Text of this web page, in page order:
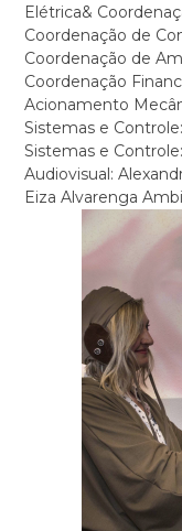
Elétrica&
Coordenação de
Coordenação de
Coordenação
Acionamento
Sistemas e
Sistemas e
Audiovisual:
Eiza Alvarenga